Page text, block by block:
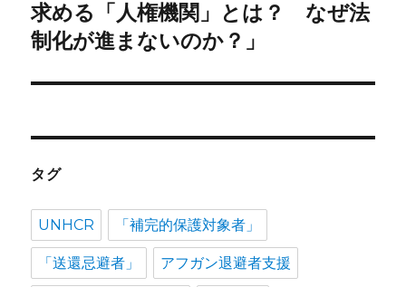
ン
投
稿:
求める「人権機関」とは？ なぜ法
制化が進まないのか？」
タグ
UNHCR 「補完的保護対象者」
「送還忌避者」 アフガン退避者支援